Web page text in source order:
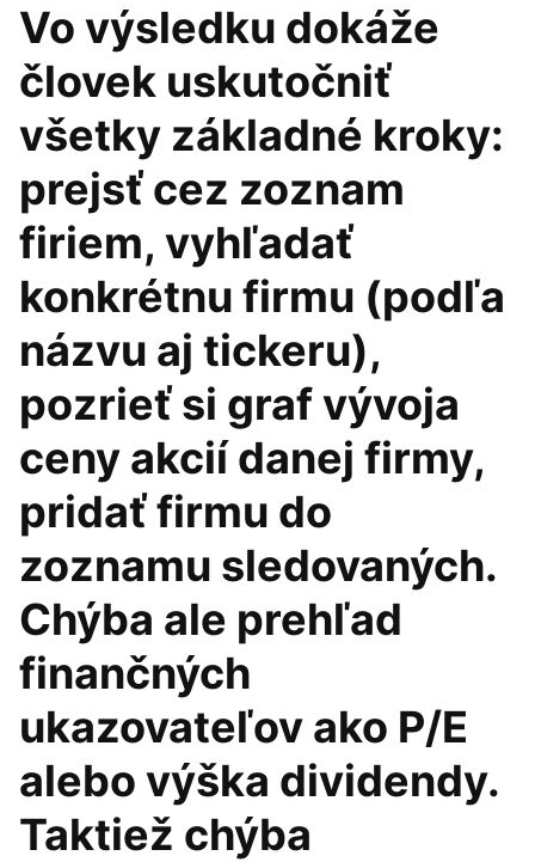
Vo výsledku dokáže
človek uskutočniť
všetky základné kroky:
prejsť cez zoznam
firiem, vyhľadať
konkrétnu firmu (podľa
názvu aj tickeru),
pozrieť si graf vývoja
ceny akcií danej firmy,
pridať firmu do
zoznamu sledovaných.
Chýba ale prehľad
finančných
ukazovateľov ako P/E
alebo výška dividendy.
Taktiež chýba